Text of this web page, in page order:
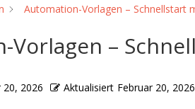
Automation-Vorlagen – Schnellstart
Vorlagen –
20, 2026 Aktualisiert Februar 20, 2026